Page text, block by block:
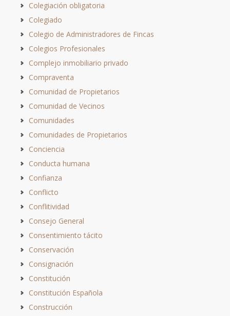
Colegiación obligatoria
Colegiado
Colegio de Administradores de Fincas
Colegios Profesionales
Complejo inmobiliario privado
Compraventa
Comunidad de Propietarios
Comunidad de Vecinos
Comunidades
Comunidades de Propietarios
Conciencia
Conducta humana
Confianza
Conflicto
Conflitividad
Consejo General
Consentimiento tácito
Conservación
Consignación
Constitución
Constitución Española
Construcción